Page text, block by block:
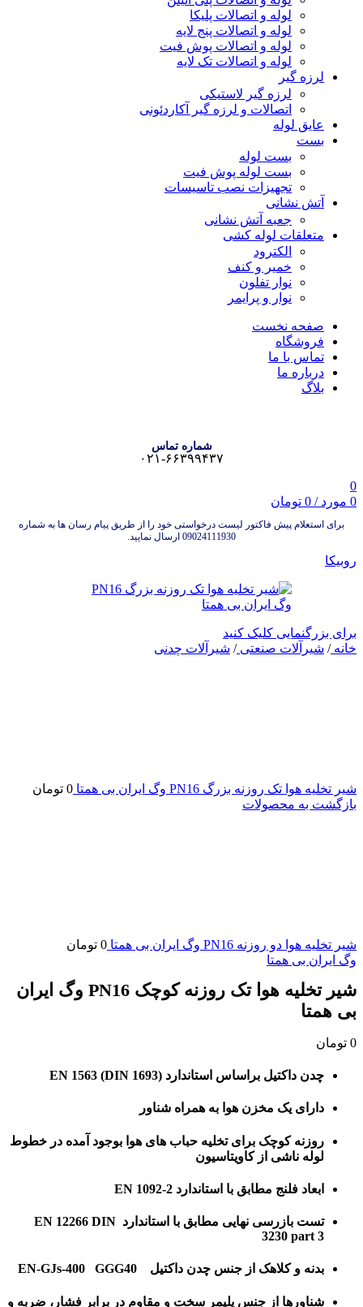
لوله و اتصالات پلیکا
لوله و اتصالات پنج لایه
لوله و اتصالات پوش فیت
لوله و اتصالات تک لایه
لرزه گیر
لرزه گیر لاستیکی
اتصالات و لرزه گیر آکاردئونی
عایق لوله
بست
بست لوله
بست لوله پوش فیت
تجهیزات نصب تاسیسات
آتش نشانی
جعبه آتش نشانی
متعلقات لوله کشی
الکترود
خمیر و کنف
نوار تفلون
نوار و پرایمر
صفحه نخست
فروشگاه
تماس با ما
درباره ما
بلاگ
شماره تماس
۰۲۱-۶۶۳۹۹۴۳۷
0
0 مورد /
0 تومان
برای استعلام پیش فاکتور لیست درخواستی خود را از طریق پیام رسان ها به شماره
09024111930 ارسال نمایید.
روبیکا
برای بزرگنمایی کلیک کنید
خانه/ شیرآلات صنعتی/ شیرآلات چدنی
شیر تخلیه هوا تک روزنه بزرگ PN16 وگ ایران بی همتا 0 تومان
بازگشت به محصولات
شیر تخلیه هوا دو روزنه PN16 وگ ایران بی همتا 0 تومان
وگ ایران بی همتا
شیر تخلیه هوا تک روزنه کوچک PN16 وگ ایران
بی همتا
0 تومان
چدن داکتیل براساس استاندارد EN 1563 (DIN 1693)
دارای یک مخزن هوا به همراه شناور
روزنه کوچک برای تخلیه حباب های هوا بوجود آمده در خطوط
لوله ناشی از کاویتاسیون
ابعاد فلنج مطابق با استاندارد EN 1092-2
تست بازرسی نهایی مطابق با استاندارد EN 12266 DIN
3230 part 3
بدنه و کلاهک از جنس چدن داکتیل EN-GJs-400 GGG40
شناورها از جنس پلیمر سخت و مقاوم در برابر فشار، ضربه و